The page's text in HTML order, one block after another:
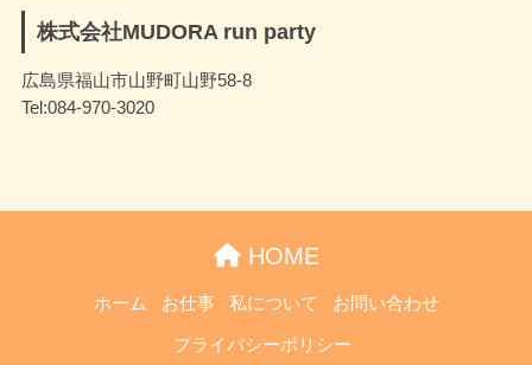
株式会社MUDORA run party
広島県福山市山野町山野58-8
Tel:084-970-3020
HOME
ホーム お仕事 私について お問い合わせ
プライバシーポリシー